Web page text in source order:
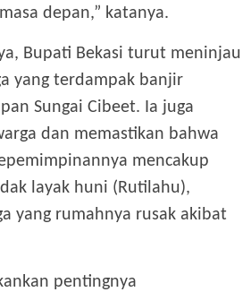
depan,” katanya.
Bupati Bekasi turut meninjau
yang terdampak banjir
Sungai Cibeet. Ia juga
dan memastikan bahwa
mencakup
layak huni (Rutilahu),
yang rumahnya rusak akibat
pentingnya